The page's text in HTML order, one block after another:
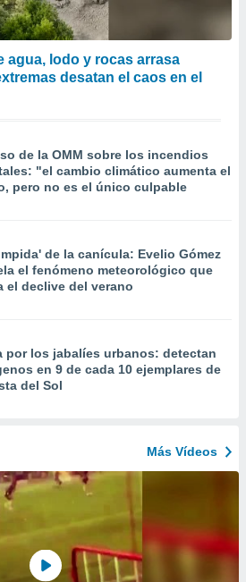
agua, lodo y rocas arrasa
desatan el caos en el
de la OMM sobre los incendios
"el cambio climático aumenta el
pero no es el único culpable
de la canícula: Evelio Gómez
el fenómeno meteorológico que
el declive del verano
por los jabalíes urbanos: detectan
en 9 de cada 10 ejemplares de
del Sol
Más Vídeos